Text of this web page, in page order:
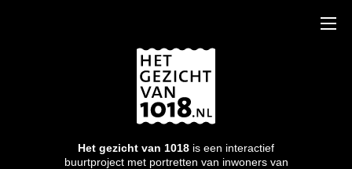
Het gezicht van 1018 is een interactief
buurtproject met portretten van inwoners van